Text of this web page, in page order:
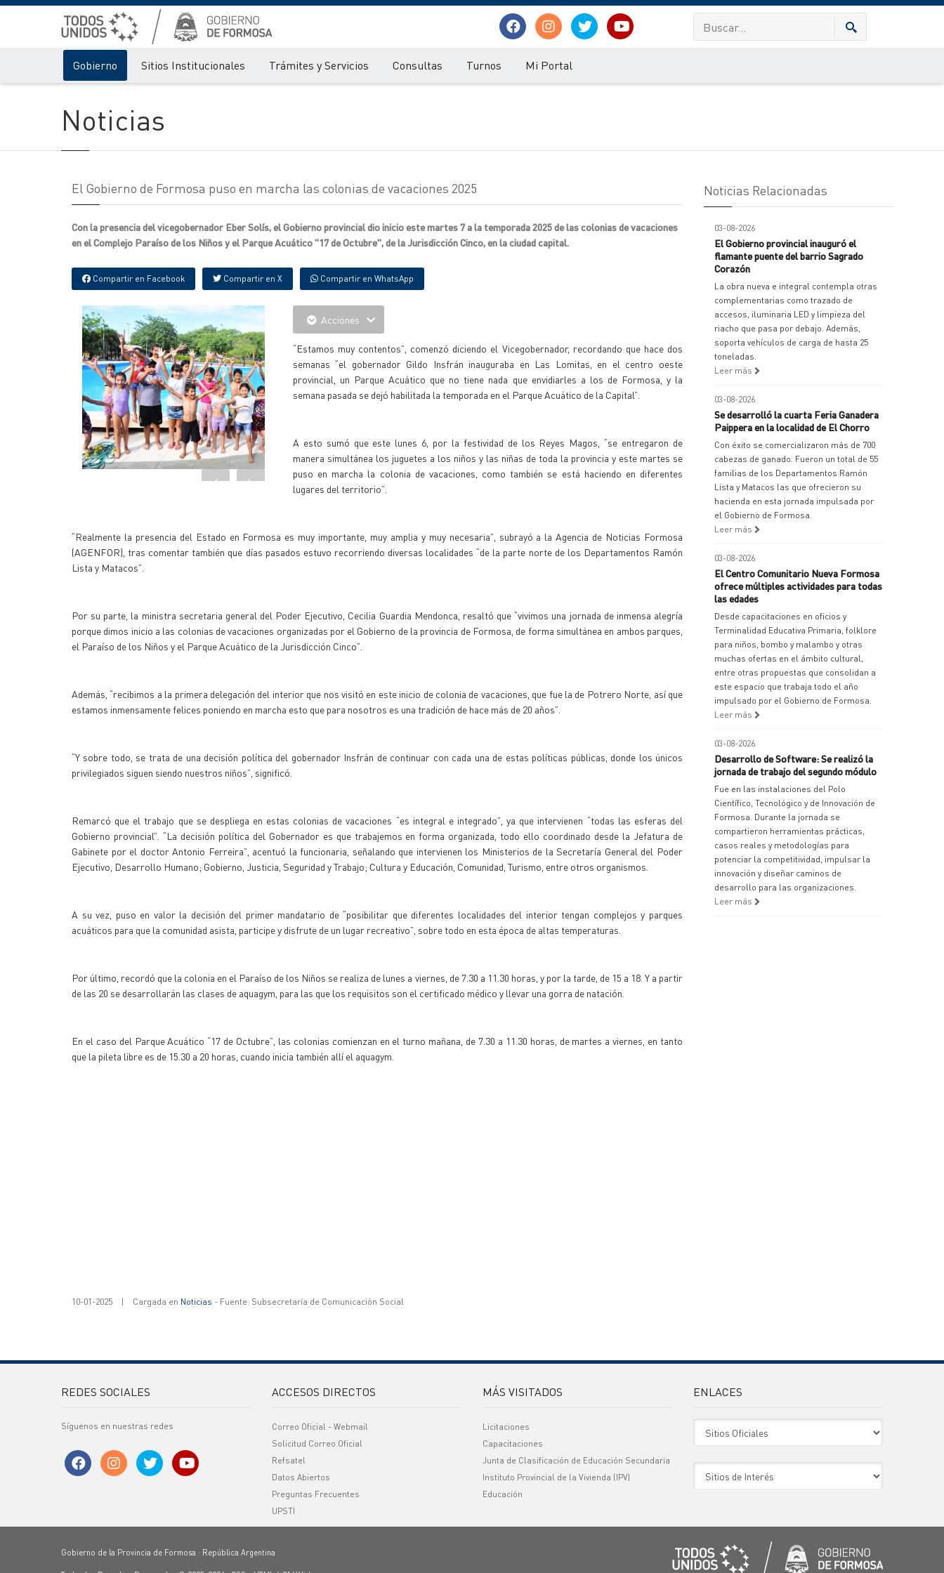
Gobierno Sitios Institucionales Trámites y Servicios Consultas Turnos Mi Portal
Noticias
El Gobierno de Formosa puso en marcha las colonias de vacaciones 2025
Con la presencia del vicegobernador Eber Solís, el Gobierno provincial dio inicio este martes 7 a la temporada 2025 de las colonias de vacaciones
en el Complejo Paraíso de los Niños y el Parque Acuático "17 de Octubre", de la Jurisdicción Cinco, en la ciudad capital.
Compartir en Facebook Compartir en X Compartir en WhatsApp
Acciones
“Estamos muy contentos”, comenzó diciendo el Vicegobernador, recordando que hace dos
semanas “el gobernador Gildo Insfrán inauguraba en Las Lomitas, en el centro oeste
provincial, un Parque Acuático que no tiene nada que envidiarles a los de Formosa, y la
semana pasada se dejó habilitada la temporada en el Parque Acuático de la Capital”.
A esto sumó que este lunes 6, por la festividad de los Reyes Magos, “se entregaron de
manera simultánea los juguetes a los niños y las niñas de toda la provincia y este martes se
puso en marcha la colonia de vacaciones, como también se está haciendo en diferentes
lugares del territorio”.
“Realmente la presencia del Estado en Formosa es muy importante, muy amplia y muy necesaria”, subrayó a la Agencia de Noticias Formosa
(AGENFOR), tras comentar también que días pasados estuvo recorriendo diversas localidades “de la parte norte de los Departamentos Ramón
Lista y Matacos”.
Por su parte, la ministra secretaria general del Poder Ejecutivo, Cecilia Guardia Mendonca, resaltó que “vivimos una jornada de inmensa alegría
porque dimos inicio a las colonias de vacaciones organizadas por el Gobierno de la provincia de Formosa, de forma simultánea en ambos parques,
el Paraíso de los Niños y el Parque Acuático de la Jurisdicción Cinco”.
Además, “recibimos a la primera delegación del interior que nos visitó en este inicio de colonia de vacaciones, que fue la de Potrero Norte, así que
estamos inmensamente felices poniendo en marcha esto que para nosotros es una tradición de hace más de 20 años”.
“Y sobre todo, se trata de una decisión política del gobernador Insfrán de continuar con cada una de estas políticas públicas, donde los únicos
privilegiados siguen siendo nuestros niños”, significó.
Remarcó que el trabajo que se despliega en estas colonias de vacaciones “es integral e integrado”, ya que intervienen “todas las esferas del
Gobierno provincial”. “La decisión política del Gobernador es que trabajemos en forma organizada, todo ello coordinado desde la Jefatura de
Gabinete por el doctor Antonio Ferreira”, acentuó la funcionaria, señalando que intervienen los Ministerios de la Secretaría General del Poder
Ejecutivo, Desarrollo Humano; Gobierno, Justicia, Seguridad y Trabajo; Cultura y Educación, Comunidad, Turismo, entre otros organismos.
A su vez, puso en valor la decisión del primer mandatario de “posibilitar que diferentes localidades del interior tengan complejos y parques
acuáticos para que la comunidad asista, participe y disfrute de un lugar recreativo”, sobre todo en esta época de altas temperaturas.
Por último, recordó que la colonia en el Paraíso de los Niños se realiza de lunes a viernes, de 7.30 a 11.30 horas, y por la tarde, de 15 a 18. Y a partir
de las 20 se desarrollarán las clases de aquagym, para las que los requisitos son el certificado médico y llevar una gorra de natación.
En el caso del Parque Acuático “17 de Octubre”, las colonias comienzan en el turno mañana, de 7.30 a 11.30 horas, de martes a viernes, en tanto
que la pileta libre es de 15.30 a 20 horas, cuando inicia también allí el aquagym.
10-01-2025 | Cargada en Noticias - Fuente: Subsecretaría de Comunicación Social
Noticias Relacionadas
03-08-2026
El Gobierno provincial inauguró el
flamante puente del barrio Sagrado
Corazón
La obra nueva e integral contempla otras
complementarias como trazado de
accesos, iluminaria LED y limpieza del
riacho que pasa por debajo. Además,
soporta vehículos de carga de hasta 25
toneladas.
Leer más
03-08-2026
Se desarrolló la cuarta Feria Ganadera
Paippera en la localidad de El Chorro
Con éxito se comercializaron más de 700
cabezas de ganado. Fueron un total de 55
familias de los Departamentos Ramón
Lista y Matacos las que ofrecieron su
hacienda en esta jornada impulsada por
el Gobierno de Formosa.
Leer más
03-08-2026
El Centro Comunitario Nueva Formosa
ofrece múltiples actividades para todas
las edades
Desde capacitaciones en oficios y
Terminalidad Educativa Primaria, folklore
para niños, bombo y malambo y otras
muchas ofertas en el ámbito cultural,
entre otras propuestas que consolidan a
este espacio que trabaja todo el año
impulsado por el Gobierno de Formosa.
Leer más
03-08-2026
Desarrollo de Software: Se realizó la
jornada de trabajo del segundo módulo
Fue en las instalaciones del Polo
Científico, Tecnológico y de Innovación de
Formosa. Durante la jornada se
compartieron herramientas prácticas,
casos reales y metodologías para
potenciar la competitividad, impulsar la
innovación y diseñar caminos de
desarrollo para las organizaciones.
Leer más
REDES SOCIALES
Síguenos en nuestras redes
ACCESOS DIRECTOS
Correo Oficial - Webmail
Solicitud Correo Oficial
Refsatel
Datos Abiertos
Preguntas Frecuentes
UPSTI
MÁS VISITADOS
Licitaciones
Capacitaciones
Junta de Clasificación de Educación Secundaria
Instituto Provincial de la Vivienda (IPV)
Educación
ENLACES
Gobierno de la Provincia de Formosa · República Argentina